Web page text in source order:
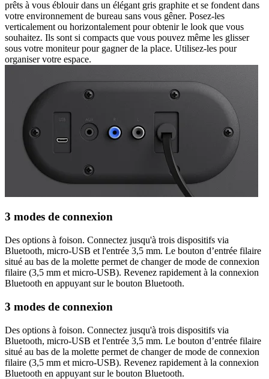
prêts à vous éblouir dans un élégant gris graphite et se fondent dans
votre environnement de bureau sans vous gêner. Posez-les
verticalement ou horizontalement pour obtenir le look que vous
souhaitez. Ils sont si compacts que vous pouvez même les glisser
sous votre moniteur pour gagner de la place. Utilisez-les pour
organiser votre espace.
3 modes de connexion
Des options à foison. Connectez jusqu'à trois dispositifs via
Bluetooth, micro-USB et l'entrée 3,5 mm. Le bouton d’entrée filaire
situé au bas de la molette permet de changer de mode de connexion
filaire (3,5 mm et micro-USB). Revenez rapidement à la connexion
Bluetooth en appuyant sur le bouton Bluetooth.
3 modes de connexion
Des options à foison. Connectez jusqu'à trois dispositifs via
Bluetooth, micro-USB et l'entrée 3,5 mm. Le bouton d’entrée filaire
situé au bas de la molette permet de changer de mode de connexion
filaire (3,5 mm et micro-USB). Revenez rapidement à la connexion
Bluetooth en appuyant sur le bouton Bluetooth.